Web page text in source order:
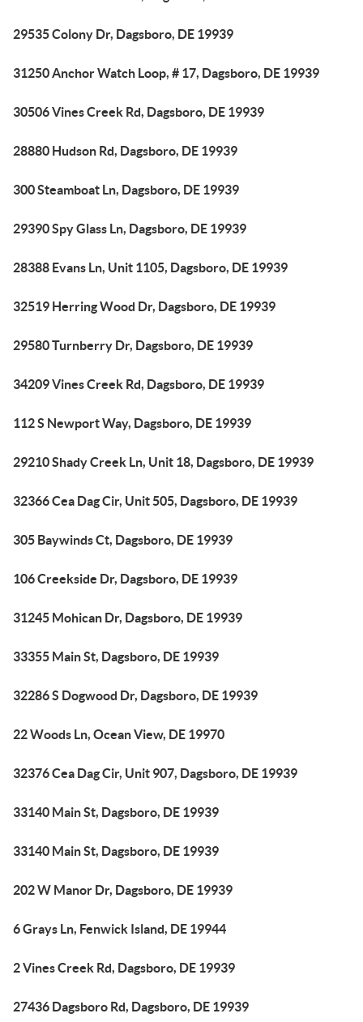
29535 Colony Dr, Dagsboro, DE 19939
31250 Anchor Watch Loop, # 17, Dagsboro, DE 19939
30506 Vines Creek Rd, Dagsboro, DE 19939
28880 Hudson Rd, Dagsboro, DE 19939
300 Steamboat Ln, Dagsboro, DE 19939
29390 Spy Glass Ln, Dagsboro, DE 19939
28388 Evans Ln, Unit 1105, Dagsboro, DE 19939
32519 Herring Wood Dr, Dagsboro, DE 19939
29580 Turnberry Dr, Dagsboro, DE 19939
34209 Vines Creek Rd, Dagsboro, DE 19939
112 S Newport Way, Dagsboro, DE 19939
29210 Shady Creek Ln, Unit 18, Dagsboro, DE 19939
32366 Cea Dag Cir, Unit 505, Dagsboro, DE 19939
305 Baywinds Ct, Dagsboro, DE 19939
106 Creekside Dr, Dagsboro, DE 19939
31245 Mohican Dr, Dagsboro, DE 19939
33355 Main St, Dagsboro, DE 19939
32286 S Dogwood Dr, Dagsboro, DE 19939
22 Woods Ln, Ocean View, DE 19970
32376 Cea Dag Cir, Unit 907, Dagsboro, DE 19939
33140 Main St, Dagsboro, DE 19939
33140 Main St, Dagsboro, DE 19939
202 W Manor Dr, Dagsboro, DE 19939
6 Grays Ln, Fenwick Island, DE 19944
2 Vines Creek Rd, Dagsboro, DE 19939
27436 Dagsboro Rd, Dagsboro, DE 19939